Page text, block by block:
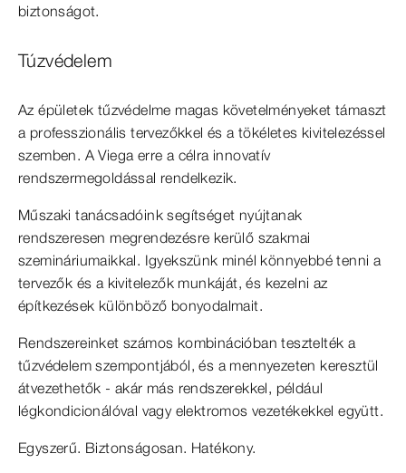
biztonságot.
Túzvédelem
Az épületek tűzvédelme magas követelményeket támaszt
a professzionális tervezőkkel és a tökéletes kivitelezéssel
szemben. A Viega erre a célra innovatív
rendszermegoldással rendelkezik.
Műszaki tanácsadóink segítséget nyújtanak
rendszeresen megrendezésre kerülő szakmai
szemináriumaikkal. Igyekszünk minél könnyebbé tenni a
tervezők és a kivitelezők munkáját, és kezelni az
építkezések különböző bonyodalmait.
Rendszereinket számos kombinációban tesztelték a
tűzvédelem szempontjából, és a mennyezeten keresztül
átvezethetők - akár más rendszerekkel, például
légkondicionálóval vagy elektromos vezetékekkel együtt.
Egyszerű. Biztonságosan. Hatékony.